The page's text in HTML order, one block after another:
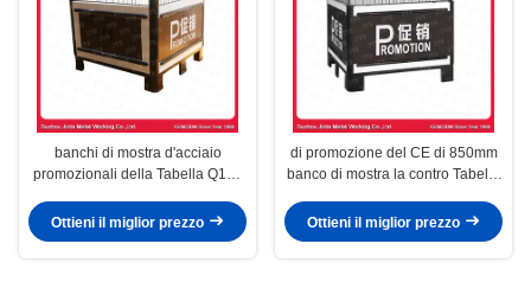
banchi di mostra d'acciaio
promozionali della Tabella Q195
Ottieni il miglior prezzo
di promozione del CE di 850mm
banco di mostra la contro Tabella
Ottieni il miglior prezzo